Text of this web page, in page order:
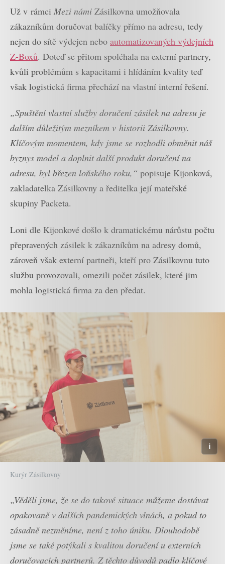
Už v rámci Mezi námi Zásilkovna umožňovala
zákazníkům doručovat balíčky přímo na adresu, tedy
nejen do sítě výdejen nebo automatizovaných výdejních
Z-Boxů. Doteď se přitom spoléhala na externí partnery,
kvůli problémům s kapacitami i hlídáním kvality teď
však logistická firma přechází na vlastní interní řešení.
„Spuštění vlastní služby doručení zásilek na adresu je
dalším důležitým mezníkem v historii Zásilkovny.
Klíčovým momentem, kdy jsme se rozhodli obměnit náš
byznys model a doplnit další produkt doručení na
adresu, byl březen loňského roku,“ popisuje Kijonková,
zakladatelka Zásilkovny a ředitelka její mateřské
skupiny Packeta.
Loni dle Kijonkové došlo k dramatickému nárůstu počtu
přepravených zásilek k zákazníkům na adresy domů,
zároveň však externí partneři, kteří pro Zásilkovnu tuto
službu provozovali, omezili počet zásilek, které jim
mohla logistická firma za den předat.
Kurýr Zásilkovny
„Věděli jsme, že se do takové situace můžeme dostávat
opakovaně v dalších pandemických vlnách, a pokud to
zásadně nezměníme, není z toho úniku. Dlouhodobě
jsme se také potýkali s kvalitou doručení u externích
doručovacích partnerů. Z těchto důvodů padlo klíčové